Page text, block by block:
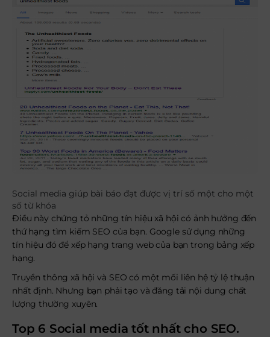
Social media giúp bài báo đạt được vị trí số một cho một
số từ khóa
Điều này chứng tỏ những tín hiệu xã hội có ảnh hưởng đến
thứ hạng tìm kiếm SEO của bạn. Google sử dụng những
tín hiệu đó để xếp hạng trang web của bạn trong bảng xếp
hạng.
Truyền thông xã hội và SEO có một mối liên hệ tỷ lệ thuận
nhất định. Nhưng bạn phải tạo và đăng tải nội dung chất
lượng thường xuyên.
Top 6 Social media tốt nhất cho SEO.